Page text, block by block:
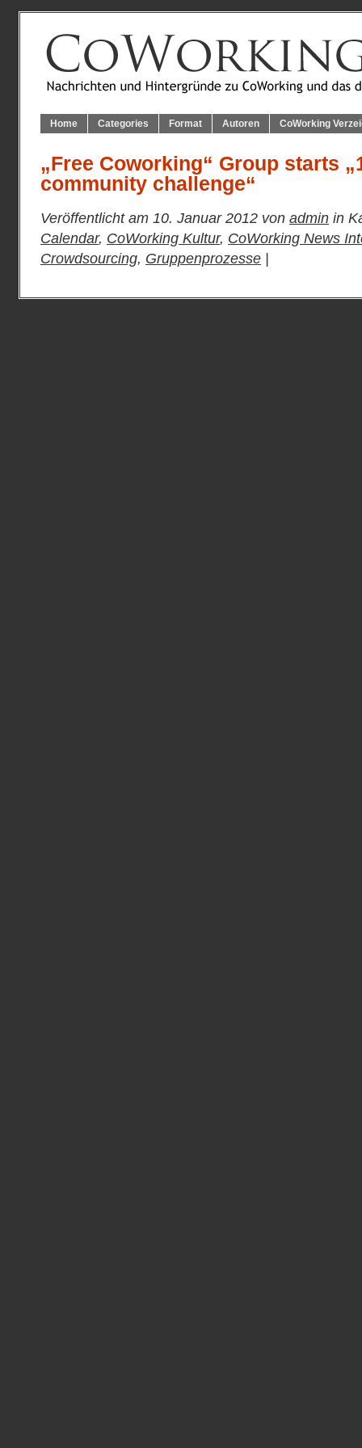
Home Categories Format Autoren CoWorking
„Free Coworking“ Group starts
community challenge“
Veröffentlicht am 10. Januar 2012 von admin in
Calendar, CoWorking Kultur, CoWorking News
Crowdsourcing, Gruppenprozesse